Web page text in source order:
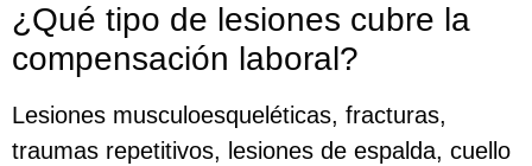
¿Qué tipo de lesiones cubre la
compensación laboral?
Lesiones musculoesqueléticas, fracturas,
traumas repetitivos, lesiones de espalda, cuello